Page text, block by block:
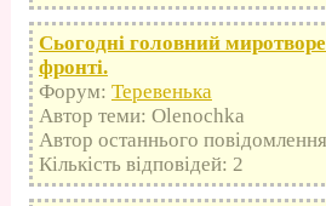
Сьогодні головний
фронті.
Форум: Теревенька
Автор теми: Olenochka
Автор останнього
Кількість відповідей: 2